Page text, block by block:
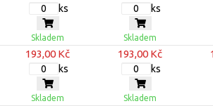
ks
Skladem
ks
Skladem
193,00 Kč
ks
Skladem
193,00 Kč
ks
Skladem